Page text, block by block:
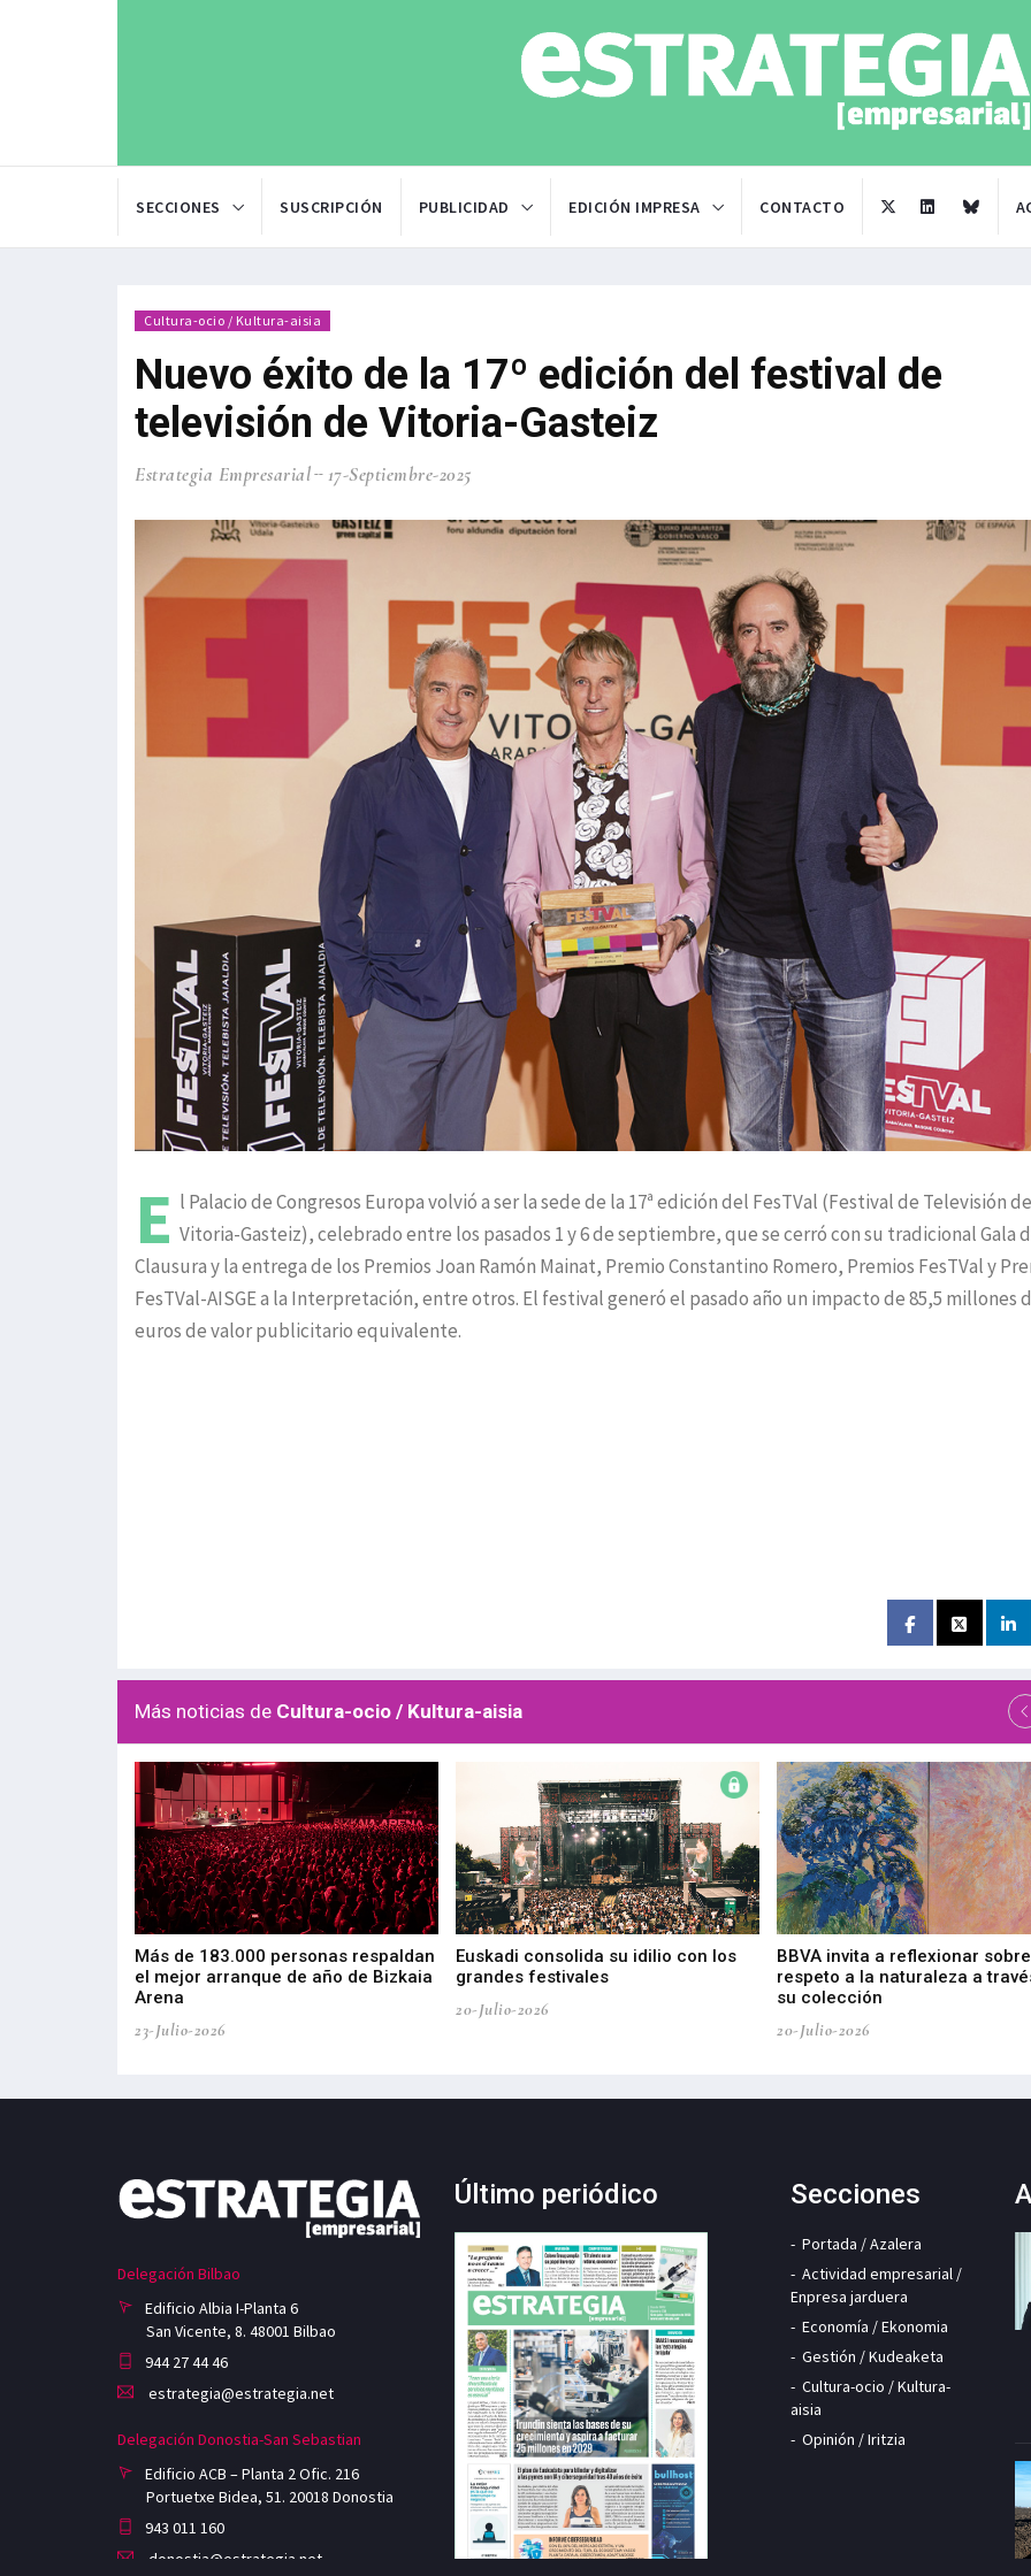
SECCIONES SUSCRIPCIÓN PUBLICIDAD EDICIÓN IMPRESA CONTACTO
Cultura-ocio / Kultura-aisia
Nuevo éxito de la 17º edición del festival de
televisión de Vitoria-Gasteiz
Estrategia Empresarial 17-Septiembre-2025
E l Palacio de Congresos Europa volvió a ser la sede de la 17ª edición del FesTVal (Festival de Televisión de
Vitoria-Gasteiz), celebrado entre los pasados 1 y 6 de septiembre, que se cerró con su tradicional Gala
Clausura y la entrega de los Premios Joan Ramón Mainat, Premio Constantino Romero, Premios FesTVal y
FesTVal-AISGE a la Interpretación, entre otros. El festival generó el pasado año un impacto de 85,5 millones
euros de valor publicitario equivalente.
Más noticias de Cultura-ocio / Kultura-aisia
Más de 183.000 personas respaldan
el mejor arranque de año de Bizkaia
Arena
23-Julio-2026
Euskadi consolida su idilio con los
grandes festivales
20-Julio-2026
BBVA invita a reflexionar
respeto a la naturaleza a
su colección
20-Julio-2026
Delegación Bilbao
Edificio Albia I-Planta 6
San Vicente, 8. 48001 Bilbao
944 27 44 46
estrategia@estrategia.net
Delegación Donostia-San Sebastian
Edificio ACB – Planta 2 Ofic. 216
Portuetxe Bidea, 51. 20018 Donostia
943 011 160
donostia@estrategia.net
Último periódico Secciones
Portada / Azalera
Actividad empresarial /
Enpresa jarduera
Economía / Ekonomia
Gestión / Kudeaketa
Cultura-ocio / Kultura-
aisia
Opinión / Iritzia